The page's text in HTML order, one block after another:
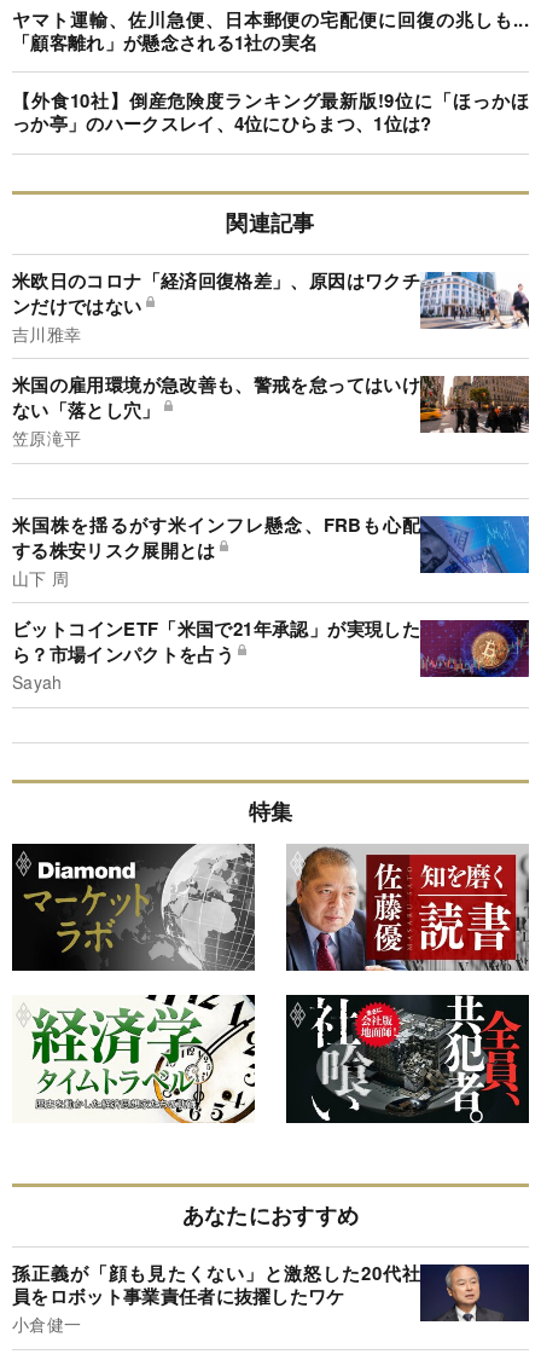
ヤマト運輸、佐川急便、日本郵便の宅配便に回復の兆しも...
「顧客離れ」が懸念される1社の実名
【外食10社】倒産危険度ランキング最新版!9位に「ほっかほ
っか亭」のハークスレイ、4位にひらまつ、1位は?
関連記事
米欧日のコロナ「経済回復格差」、原因はワクチ
ンだけではない
吉川雅幸
米国の雇用環境が急改善も、警戒を怠ってはいけ
ない「落とし穴」
笠原滝平
米国株を揺るがす米インフレ懸念、FRBも心配
する株安リスク展開とは
山下 周
ビットコインETF「米国で21年承認」が実現した
ら？市場インパクトを占う
Sayah
特集
あなたにおすすめ
孫正義が「顔も見たくない」と激怒した20代社
員をロボット事業責任者に抜擢したワケ
小倉健一